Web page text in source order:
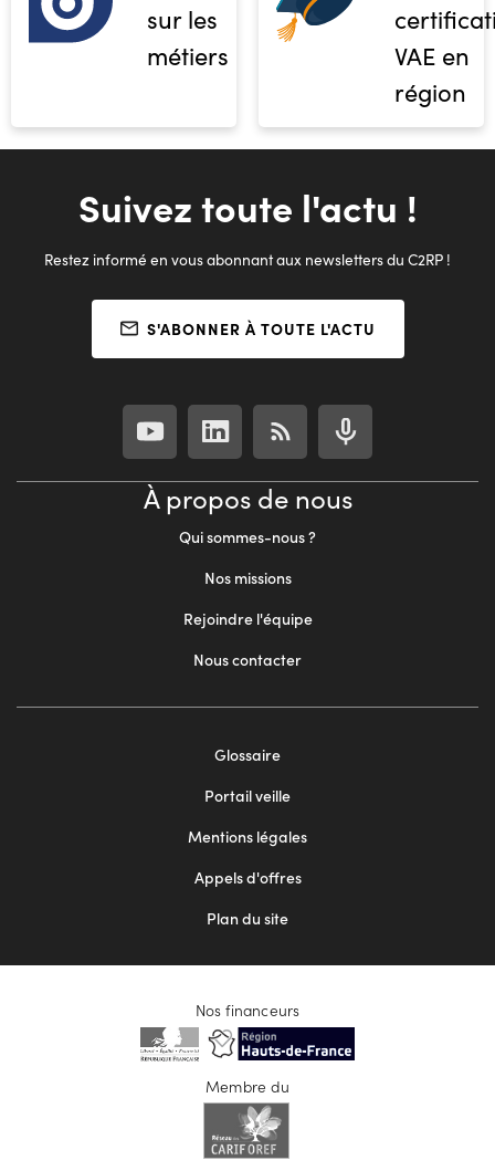
sur les
métiers
VAE en
région
Suivez toute l'actu !
Restez informé en vous abonnant aux newsletters du C2RP !
S'ABONNER À TOUTE L'ACTU
À propos de nous
Qui sommes-nous ?
Nos missions
Rejoindre l'équipe
Nous contacter
Glossaire
Portail veille
Mentions légales
Appels d'offres
Plan du site
Nos financeurs
Membre du